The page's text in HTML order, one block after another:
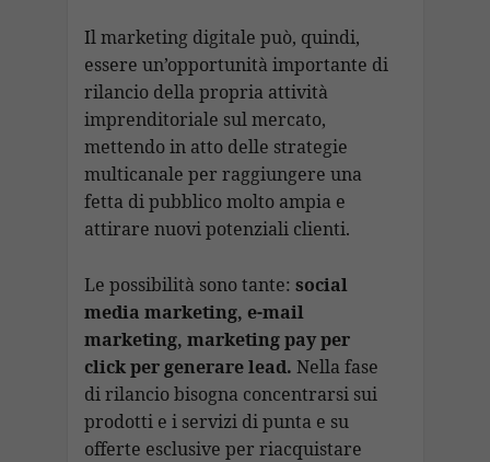
Il marketing digitale può, quindi,
essere un’opportunità importante di
rilancio della propria attività
imprenditoriale sul mercato,
mettendo in atto delle strategie
multicanale per raggiungere una
fetta di pubblico molto ampia e
attirare nuovi potenziali clienti.
Le possibilità sono tante: social
media marketing, e-mail
marketing, marketing pay per
click per generare lead. Nella fase
di rilancio bisogna concentrarsi sui
prodotti e i servizi di punta e su
offerte esclusive per riacquistare